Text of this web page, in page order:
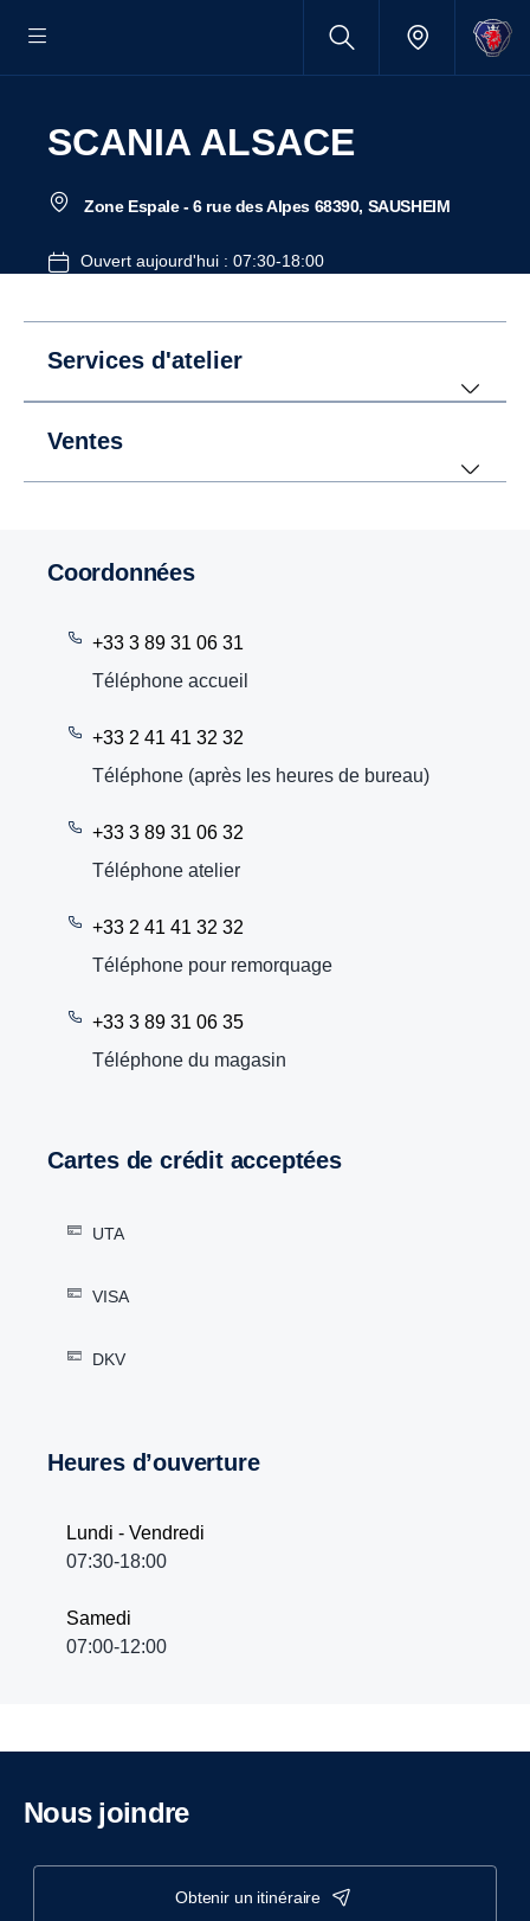
SCANIA ALSACE
Zone Espale - 6 rue des Alpes 68390, SAUSHEIM
Ouvert aujourd'hui : 07:30-18:00
Services d'atelier
Ventes
Coordonnées
+33 3 89 31 06 31
Téléphone accueil
+33 2 41 41 32 32
Téléphone (après les heures de bureau)
+33 3 89 31 06 32
Téléphone atelier
+33 2 41 41 32 32
Téléphone pour remorquage
+33 3 89 31 06 35
Téléphone du magasin
Cartes de crédit acceptées
UTA
VISA
DKV
Heures d’ouverture
Lundi - Vendredi
07:30-18:00
Samedi
07:00-12:00
Nous joindre
obtenir un itinéraire